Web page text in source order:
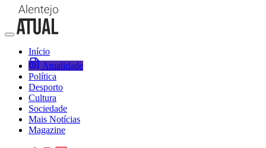
Início
Atualidade
Política
Desporto
Cultura
Sociedade
Mais Notícias
Magazine